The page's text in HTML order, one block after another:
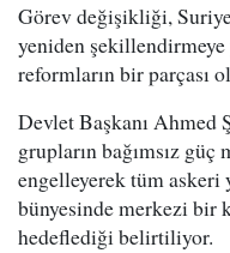
Görev değişikliği, Suriye
yeniden
reformların bir parçası
Devlet Başkanı
grupların bağımsız
engelleyerek tüm askeri
bünyesinde merkezi bir
hedeflediği belirtiliyor.